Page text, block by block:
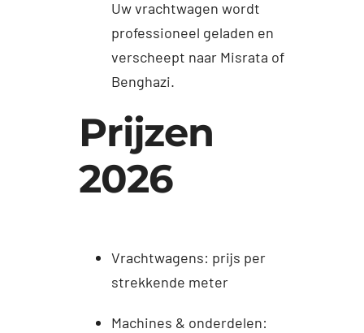
Uw vrachtwagen wordt
professioneel geladen en
verscheept naar Misrata of
Benghazi.
Prijzen
2026
Vrachtwagens: prijs per
strekkende meter
Machines & onderdelen: